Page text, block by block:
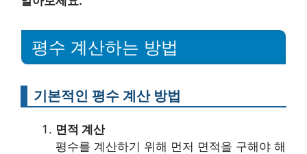
평수 계산하는 방법
기본적인 평수 계산 방법
면적 계산
평수를 계산하기 위해 먼저 면적을 구해야 해